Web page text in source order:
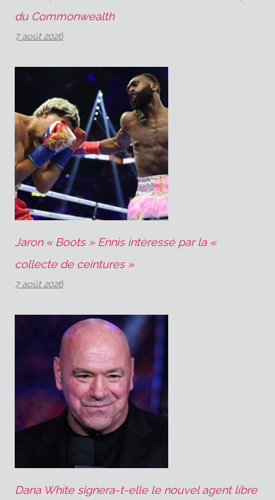
du Commonwealth
7 août 2026
Jaron « Boots » Ennis intéressé par la «
collecte de ceintures »
7 août 2026
Dana White signera-t-elle le nouvel agent libre